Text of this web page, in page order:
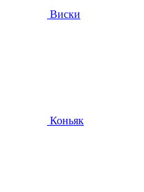
Виски
Коньяк